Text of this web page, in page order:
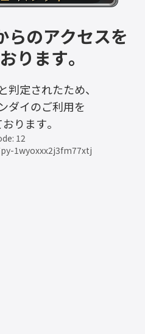
らのアクセスを
ります。
判定されたため、
ダイのご利用を
ります。
12
1wyoxxx2j3fm77xtj